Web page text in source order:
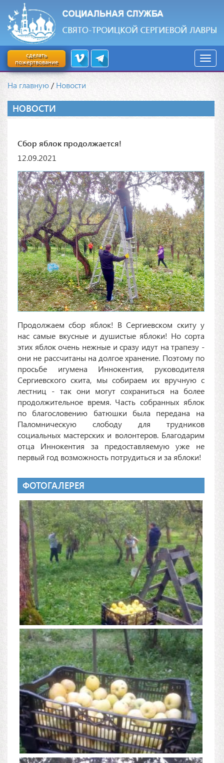
сделать
пожертвование
На главную /Новости
НОВОСТИ
Сбор яблок продолжается!
12.09.2021
Продолжаем сбор яблок! В Сергиевском скиту у
нас самые вкусные и душистые яблоки! Но сорта
этих яблок очень нежные и сразу идут на трапезу -
они не рассчитаны на долгое хранение. Поэтому по
просьбе игумена Иннокентия, руководителя
Сергиевского скита, мы собираем их вручную с
лестниц - так они могут сохраниться на более
продолжительное время. Часть собранных яблок
по благословению батюшки была передана на
Паломническую слободу для трудников
социальных мастерских и волонтеров. Благодарим
отца Иннокентия за предоставляемую уже не
первый год возможность потрудиться и за яблоки!
ФОТОГАЛЕРЕЯ